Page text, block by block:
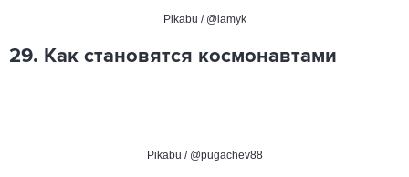
Pikabu / @lamyk
29. Как становятся космонавтами
Pikabu / @pugachev88